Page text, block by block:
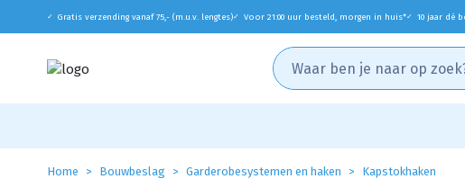
✓ Gratis verzending vanaf 75,- (m.u.v. lengtes)✓ Voor 21:00 uur besteld, morgen in huis*✓ 10 jaar dé
Home Bouwbeslag Garderobesystemen en haken Kapstokhaken